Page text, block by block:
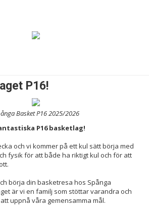
P16!
Basket P16 2025/2026
P16 basketlag!
och vi kommer på ett kul sätt börja med
fysik för att både ha riktigt kul och för att
börja din basketresa hos Spånga
är vi en familj som stöttar varandra och
uppnå våra gemensamma mål.